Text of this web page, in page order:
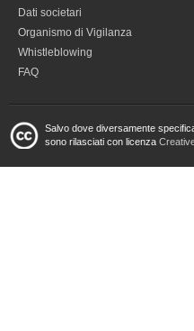
Dati societari
Organismo di Vigilanza
Whistleblowing
FAQ
Salvo dove diversamente
sono rilasciati con licenza